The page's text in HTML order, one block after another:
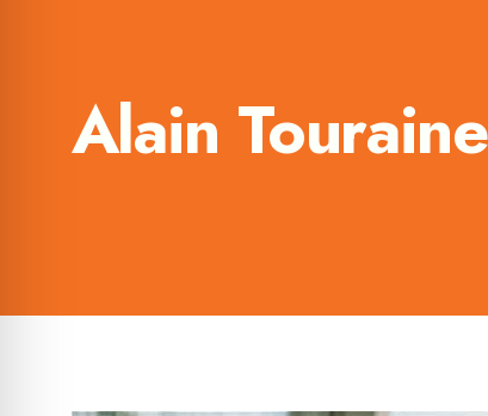
Alain Touraine